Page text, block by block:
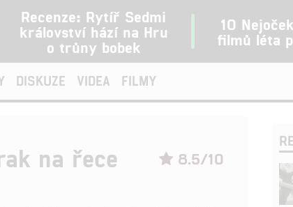
Recenze: Rytíř Sedmi
království hází na Hru
o trůny bobek
10
filmů léta
DISKUZE VIDEA FILMY
8.5/10
na řece